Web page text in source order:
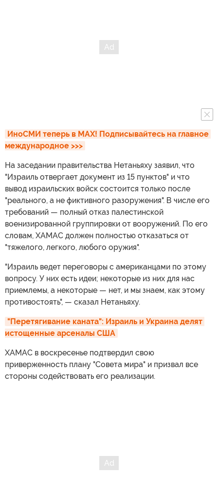
ИноСМИ теперь в MAX! Подписывайтесь на главное
международное >>>
На заседании правительства Нетаньяху заявил, что
"Израиль отвергает документ из 15 пунктов" и что
вывод израильских войск состоится только после
"реального, а не фиктивного разоружения". В числе его
требований — полный отказ палестинской
военизированной группировки от вооружений. По его
словам, ХАМАС должен полностью отказаться от
"тяжелого, легкого, любого оружия".
"Израиль ведет переговоры с американцами по этому
вопросу. У них есть идеи; некоторые из них для нас
приемлемы, а некоторые — нет, и мы знаем, как этому
противостоять", — сказал Нетаньяху.
"Перетягивание каната": Израиль и Украина делят
истощенные арсеналы США
ХАМАС в воскресенье подтвердил свою
приверженность плану "Совета мира" и призвал все
стороны содействовать его реализации.